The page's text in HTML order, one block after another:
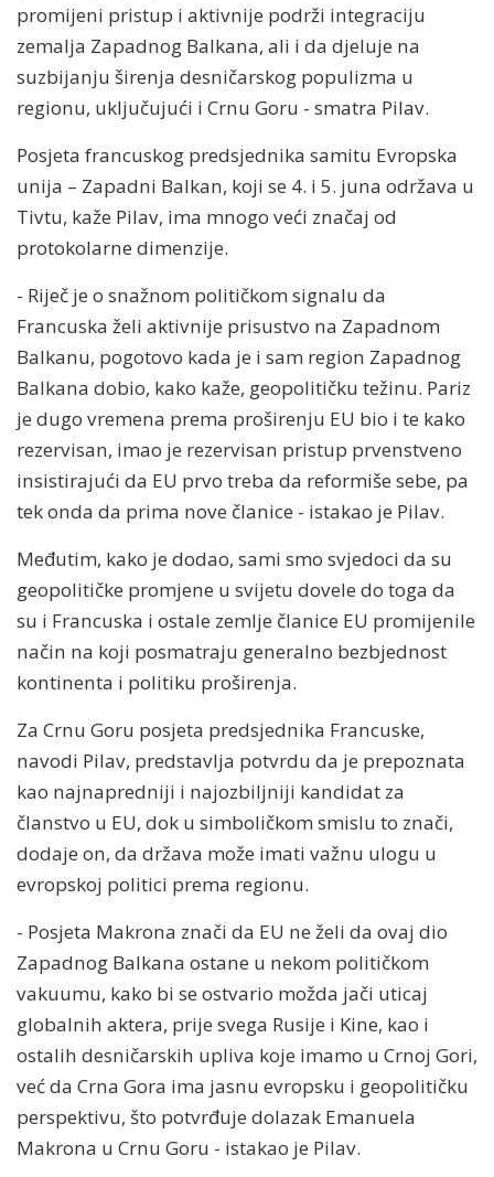
promijeni pristup i aktivnije podrži integraciju
zemalja Zapadnog Balkana, ali i da djeluje na
suzbijanju širenja desničarskog populizma u
regionu, uključujući i Crnu Goru - smatra Pilav.
Posjeta francuskog predsjednika samitu Evropska
unija – Zapadni Balkan, koji se 4. i 5. juna održava u
Tivtu, kaže Pilav, ima mnogo veći značaj od
protokolarne dimenzije.
- Riječ je o snažnom političkom signalu da
Francuska želi aktivnije prisustvo na Zapadnom
Balkanu, pogotovo kada je i sam region Zapadnog
Balkana dobio, kako kaže, geopolitičku težinu. Pariz
je dugo vremena prema proširenju EU bio i te kako
rezervisan, imao je rezervisan pristup prvenstveno
insistirajući da EU prvo treba da reformiše sebe, pa
tek onda da prima nove članice - istakao je Pilav.
Međutim, kako je dodao, sami smo svjedoci da su
geopolitičke promjene u svijetu dovele do toga da
su i Francuska i ostale zemlje članice EU promijenile
način na koji posmatraju generalno bezbjednost
kontinenta i politiku proširenja.
Za Crnu Goru posjeta predsjednika Francuske,
navodi Pilav, predstavlja potvrdu da je prepoznata
kao najnapredniji i najozbiljniji kandidat za
članstvo u EU, dok u simboličkom smislu to znači,
dodaje on, da država može imati važnu ulogu u
evropskoj politici prema regionu.
- Posjeta Makrona znači da EU ne želi da ovaj dio
Zapadnog Balkana ostane u nekom političkom
vakuumu, kako bi se ostvario možda jači uticaj
globalnih aktera, prije svega Rusije i Kine, kao i
ostalih desničarskih upliva koje imamo u Crnoj Gori,
već da Crna Gora ima jasnu evropsku i geopolitičku
perspektivu, što potvrđuje dolazak Emanuela
Makrona u Crnu Goru - istakao je Pilav.